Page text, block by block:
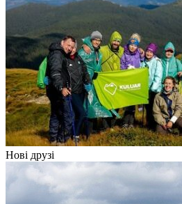
Нові друзі